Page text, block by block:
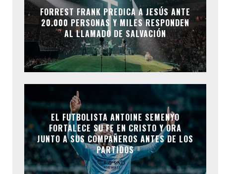
FORREST FRANK PREDICA A JESÚS ANTE
20.000 PERSONAS Y MILES RESPONDEN
AL LLAMADO DE SALVACIÓN
EL FUTBOLISTA ANTOINE SEMENYO
FORTALECE SU FE EN CRISTO Y ORA
JUNTO A SUS COMPAÑEROS ANTES DE LOS
PARTIDOS